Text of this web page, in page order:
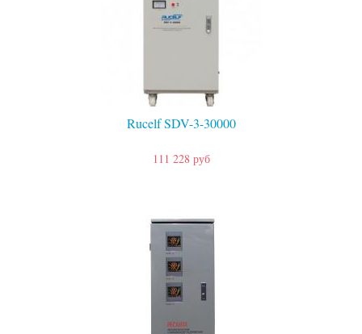
Rucelf SDV-3-30000
111 228 руб